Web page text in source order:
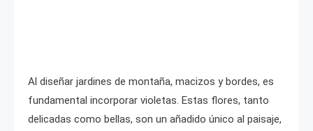
Al diseñar jardines de montaña, macizos y bordes, es
fundamental incorporar violetas. Estas flores, tanto
delicadas como bellas, son un añadido único al paisaje,